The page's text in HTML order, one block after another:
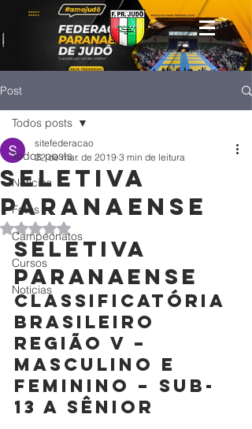
Post
Todos posts
Notícias
Fotos
Campeonatos
Cursos
Noticias
Todos posts
SELETIVA
PARANAENSE
sitefederacao
22 de mar. de 2019 3 min de leitura
Avaliado com NaN de 5 estrelas.
SELETIVA
PARANAENSE
CLASSIFICATÓRIA
BRASILEIRO
REGIÃO V –
MASCULINO E
FEMININO – SUB-
13 A SÊNIOR